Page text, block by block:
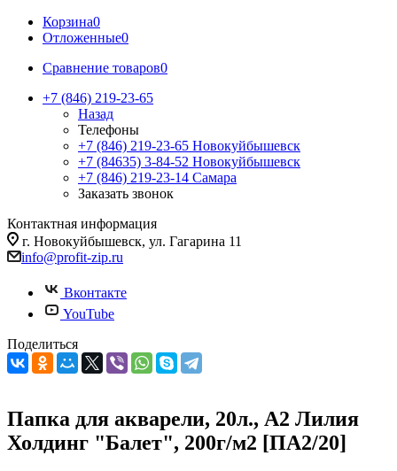
Корзина0
Отложенные0
Сравнение товаров0
+7 (846) 219-23-65
Назад
Телефоны
+7 (846) 219-23-65 Новокуйбышевск
+7 (84635) 3-84-52 Новокуйбышевск
+7 (846) 219-23-14 Самара
Заказать звонок
Контактная информация
г. Новокуйбышевск, ул. Гагарина 11
info@profit-zip.ru
Вконтакте
YouTube
Поделиться
Папка для акварели, 20л., А2 Лилия
Холдинг "Балет", 200г/м2 [ПА2/20]